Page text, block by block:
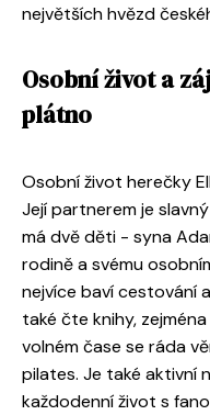
největších hvězd
Osobní život a
plátno
Osobní život herečky
Její partnerem je
má dvě děti - syna
rodině a svému
nejvíce baví cestování
také čte knihy,
volném čase se ráda
pilates. Je také aktivní
každodenní život s